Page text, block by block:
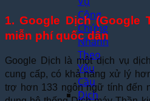
Công
Chứng
Nhanh
Theo
Yêu
Cầu
Dịch
1. Google Dịch (Google
miễn phí quốc dân
Google Dịch là một dịch vụ
cung cấp, có khả năng xử lý
trợ hơn 133 ngôn ngữ tính đến